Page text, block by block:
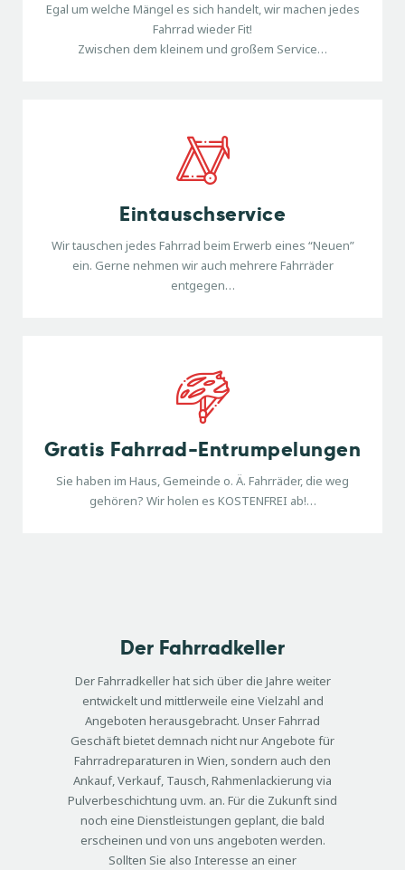
Egal um welche Mängel es sich handelt, wir machen jedes
Fahrrad wieder Fit!
Zwischen dem kleinem und großem Service…
Eintauschservice
Wir tauschen jedes Fahrrad beim Erwerb eines “Neuen”
ein. Gerne nehmen wir auch mehrere Fahrräder
entgegen…
Gratis Fahrrad-Entrumpelungen
Sie haben im Haus, Gemeinde o. Ä. Fahrräder, die weg
gehören? Wir holen es KOSTENFREI ab!…
Der Fahrradkeller
Der Fahrradkeller hat sich über die Jahre weiter
entwickelt und mittlerweile eine Vielzahl and
Angeboten herausgebracht. Unser Fahrrad
Geschäft bietet demnach nicht nur Angebote für
Fahrradreparaturen in Wien, sondern auch den
Ankauf, Verkauf, Tausch, Rahmenlackierung via
Pulverbeschichtung uvm. an. Für die Zukunft sind
noch eine Dienstleistungen geplant, die bald
erscheinen und von uns angeboten werden.
Sollten Sie also Interesse an einer